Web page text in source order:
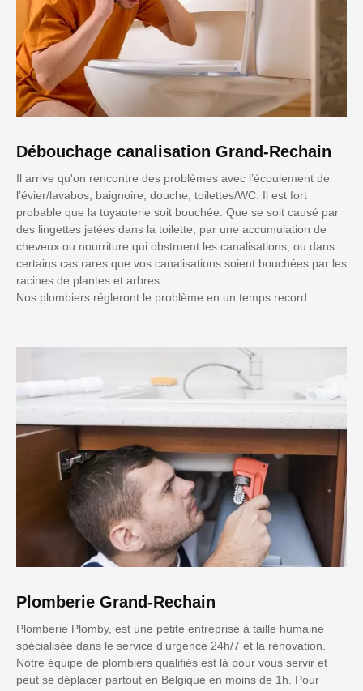
Débouchage canalisation Grand-Rechain
Il arrive qu'on rencontre des problèmes avec l’écoulement de
l’évier/lavabos, baignoire, douche, toilettes/WC. Il est fort
probable que la tuyauterie soit bouchée. Que se soit causé par
des lingettes jetées dans la toilette, par une accumulation de
cheveux ou nourriture qui obstruent les canalisations, ou dans
certains cas rares que vos canalisations soient bouchées par les
racines de plantes et arbres.
Nos plombiers régleront le problème en un temps record.
Plomberie Grand-Rechain
Plomberie Plomby, est une petite entreprise à taille humaine
spécialisée dans le service d’urgence 24h/7 et la rénovation.
Notre équipe de plombiers qualifiés est là pour vous servir et
peut se déplacer partout en Belgique en moins de 1h. Pour